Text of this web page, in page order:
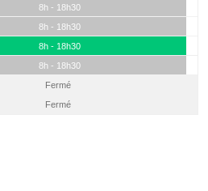
8h - 18h30
8h - 18h30
8h - 18h30
8h - 18h30
Fermé
Fermé